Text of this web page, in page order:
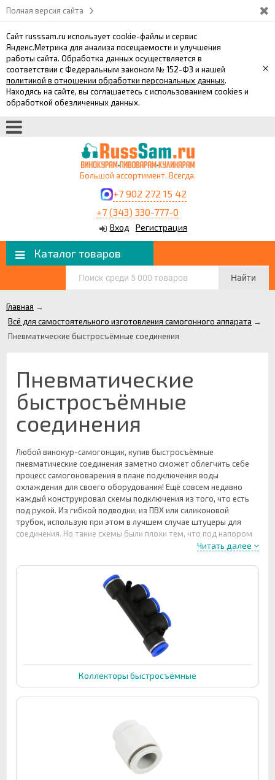
Полная версия сайта
Сайт russsam.ru использует cookie-файлы и сервис
Яндекс.Метрика для анализа посещаемости и улучшения
работы сайта. Обработка данных осуществляется в
соответствии с Федеральным законом № 152-ФЗ и нашей
политикой в отношении обработки персональных данных.
Находясь на сайте, вы соглашаетесь с использованием cookies и
обработкой обезличенных данных.
×
Большой ассортимент. Всегда.
+7 902 272 15 42
+7 (343) 330-777-0
Вход Регистрация
Каталог товаров
Найти
Главная →
Всё для самостоятельного изготовления самогонного аппарата →
Пневматические быстросъёмные соединения
Пневматические
быстросъёмные
соединения
Любой винокур-самогонщик, купив быстросъёмные
пневматические соединения заметно сможет облегчить себе
процесс самогоноварения в плане подключения воды
охлаждения для своего оборудования! Ещё совсем недавно
каждый конструировал схемы подключения из того, что есть
под рукой. Из гибкой подводки, из ПВХ или силиконовой
трубок, использую при этом в лучшем случае штуцеры для
соединения. Но такие схемы были плохи тем, что под напором
давления воды в водопроводе, шланг мог в любой момент
слишком толстый, то он может попросту перегнуться и
перекрыть поток воды.
Быстросъёмные пневматические соединения в этом плане
более надёжны, универсальны и удобны!
пневматические игольчатые краны
тонкой и точной настройки потока холодной воды.
без проблем решат проблему
распределения воды на разные потребители, например один
поток на дефлегматор, а второй поток на холодильник.
заключается в быстром присоединении или отсоединении
, достаточно всего лишь подтянуть ободок
быстросъёмного соединения и вставить в него шланг. Помимо
быстроты и удобства соединения, шланг будет держаться
очень надёжно, ведь все представленные быстросъёмные
соединения держат до 12 атмосфер!
Читать далее
Коллекторы быстросъёмные